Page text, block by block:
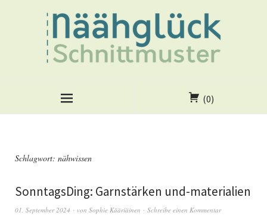
(0)
Schlagwort: nähwissen
SonntagsDing: Garnstärken und-materialien
01. September 2024 von Sophie Kääriäinen Schreibe einen Kommentar